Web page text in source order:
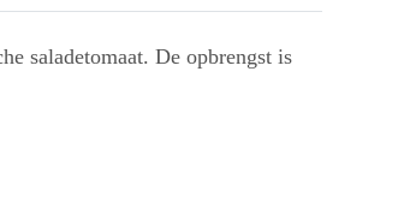
saladetomaat. De opbrengst is